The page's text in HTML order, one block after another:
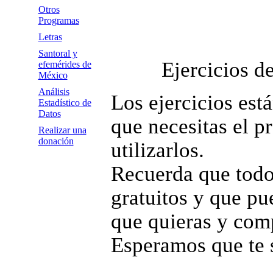
Otros
Programas
Letras
Santoral y
efemérides de
México
Análisis
Estadístico de
Datos
Realizar una
donación
Ejercicios
Los ejercicios
que necesitas el
utilizarlos.
Recuerda que
gratuitos y que
que quieras y
Esperamos que